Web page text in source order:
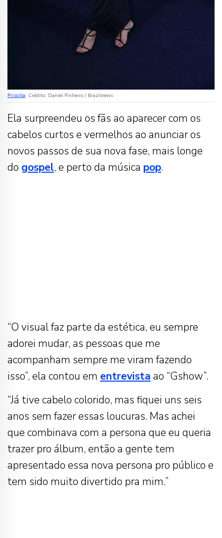
Priscilla. Crédito: Daniel Pinheiro / Brazilnews
Ela surpreendeu os fãs ao aparecer com os
cabelos curtos e vermelhos ao anunciar os
novos passos de sua nova fase, mais longe
do gospel, e perto da música pop.
“O visual faz parte da estética, eu sempre
adorei mudar, as pessoas que me
acompanham sempre me viram fazendo
isso”, ela contou em entrevista ao “Gshow”.
“Já tive cabelo colorido, mas fiquei uns seis
anos sem fazer essas loucuras. Mas achei
que combinava com a persona que eu queria
trazer pro álbum, então a gente tem
apresentado essa nova persona pro público e
tem sido muito divertido pra mim.”